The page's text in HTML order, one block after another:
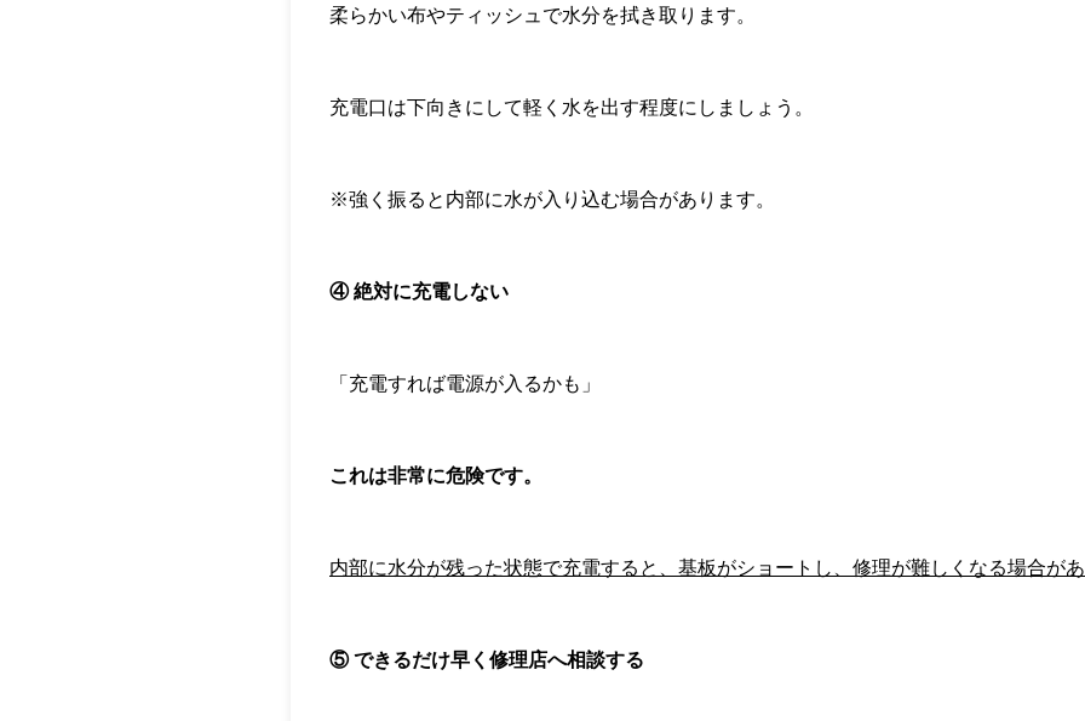
柔らかい布やティッシュで水分を拭き取ります。
充電口は下向きにして軽く水を出す程度にしましょう。
※強く振ると内部に水が入り込む場合があります。
④ 絶対に充電しない
「充電すれば電源が入るかも」
これは非常に危険です。
内部に水分が残った状態で充電すると、基板がショートし、修理が難しくなる場合が
⑤ できるだけ早く修理店へ相談する